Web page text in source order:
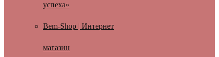
успеха»
Bem-Shop | Интернет
магазин